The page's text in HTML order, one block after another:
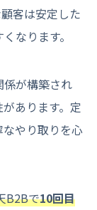
客は安定した
なります。
が構築され
あります。定
やり取りを心
B2Bで10回目